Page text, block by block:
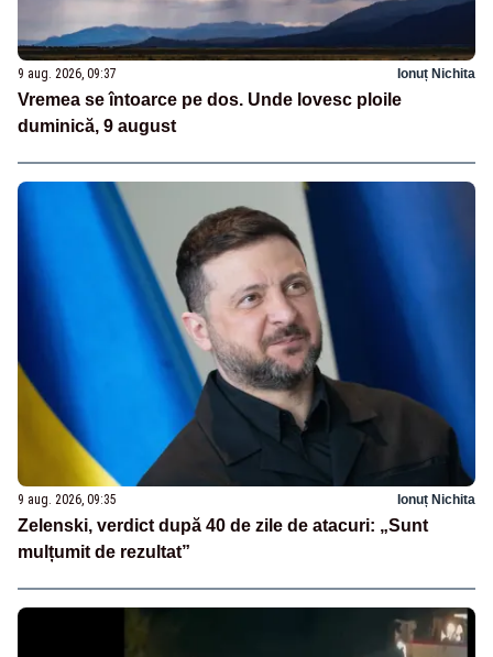
9 aug. 2026, 09:37 Ionuț Nichita
Vremea se întoarce pe dos. Unde lovesc ploile
duminică, 9 august
9 aug. 2026, 09:35 Ionuț Nichita
Zelenski, verdict după 40 de zile de atacuri: „Sunt
mulțumit de rezultat”